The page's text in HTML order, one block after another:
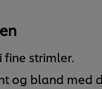
fine strimler.
og bland med